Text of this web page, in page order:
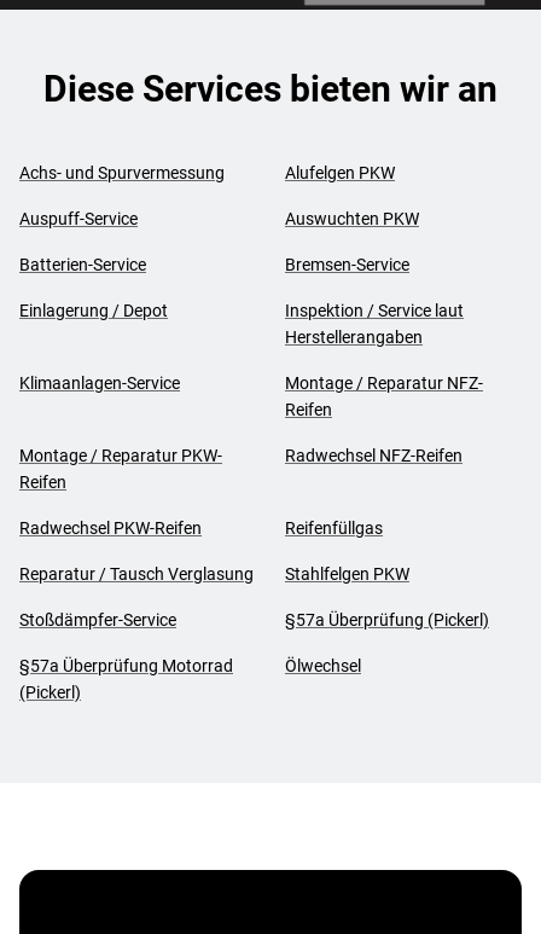
Diese Services bieten wir an
Achs- und Spurvermessung Alufelgen PKW
Auspuff-Service Auswuchten PKW
Batterien-Service Bremsen-Service
Einlagerung / Depot
Inspektion / Service laut
Herstellerangaben
Klimaanlagen-Service
Montage / Reparatur NFZ-
Reifen
Montage / Reparatur PKW-
Reifen
Radwechsel NFZ-Reifen
Radwechsel PKW-Reifen Reifenfüllgas
Reparatur / Tausch Verglasung Stahlfelgen PKW
Stoßdämpfer-Service §57a Überprüfung (Pickerl)
§57a Überprüfung Motorrad
(Pickerl)
Ölwechsel